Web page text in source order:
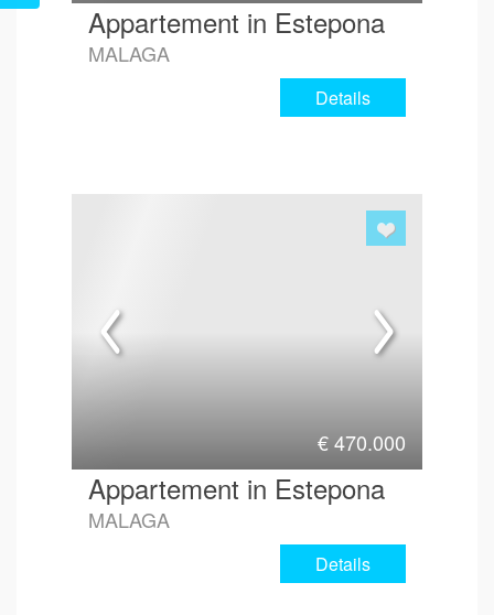
Appartement in Estepona
MALAGA
Details
€470.000
Appartement in Estepona
MALAGA
Details